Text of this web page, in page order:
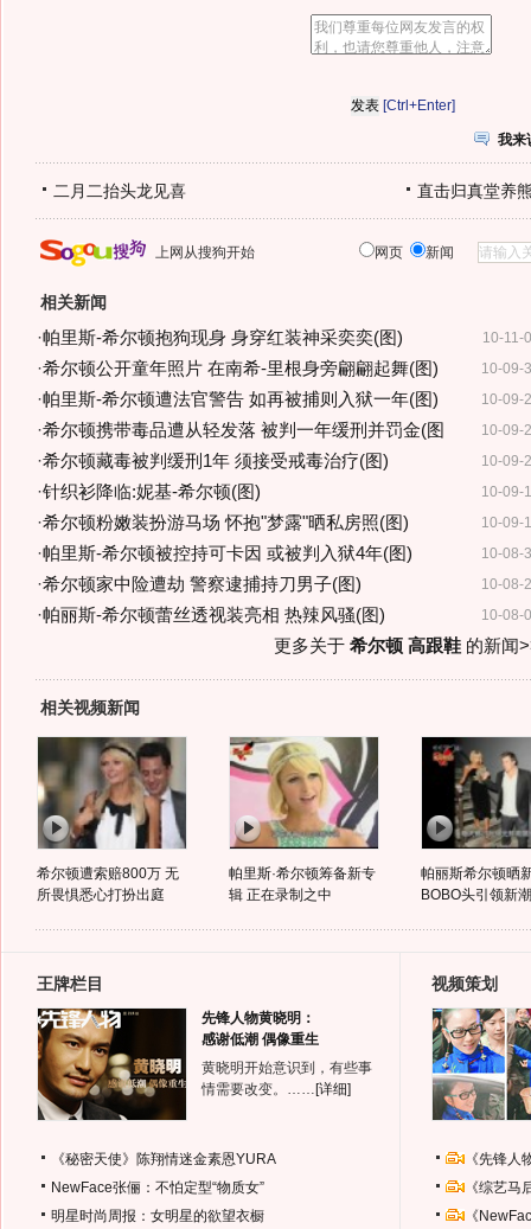
[Ctrl+Enter]
我来
二月二抬头龙见喜 直击归真堂养
上网从搜狗开始 网页 新闻
相关新闻
10-11-
·帕里斯-希尔顿抱狗现身 身穿红装神采奕奕(图)
10-09-
·希尔顿公开童年照片 在南希-里根身旁翩翩起舞(图)
10-09-
·帕里斯-希尔顿遭法官警告 如再被捕则入狱一年(图)
10-09-
·希尔顿携带毒品遭从轻发落 被判一年缓刑并罚金(图
10-09-
·希尔顿藏毒被判缓刑1年 须接受戒毒治疗(图)
10-09-
·针织衫降临:妮基-希尔顿(图)
10-09-
·希尔顿粉嫩装扮游马场 怀抱"梦露"晒私房照(图)
10-08-
·帕里斯-希尔顿被控持可卡因 或被判入狱4年(图)
10-08-
·希尔顿家中险遭劫 警察逮捕持刀男子(图)
10-08-
·帕丽斯-希尔顿蕾丝透视装亮相 热辣风骚(图)
更多关于 希尔顿 高跟鞋的新闻
相关视频新闻
希尔顿遭索赔800万 无
所畏惧悉心打扮出庭
帕里斯·希尔顿筹备新专
辑 正在录制之中
帕丽斯希尔顿晒
BOBO头引领新
王牌栏目
先锋人物黄晓明：
感谢低潮 偶像重生
黄晓明开始意识到，有些事
情需要改变。…… [详细]
《秘密天使》陈翔情迷金素恩YURA
NewFace张俪：不怕定型“物质女”
明星时尚周报：女明星的欲望衣橱
视频策划
《先锋
《综艺
《